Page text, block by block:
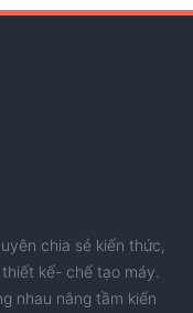
chúng tôi
chia sẻ kiến thức,
kế- chế tạo máy.
nhau nâng tầm kiến